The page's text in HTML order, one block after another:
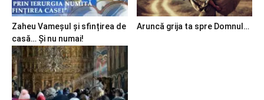
Zaheu Vameșul și sfințirea de
casă… Și nu numai!
Aruncă grija ta spre Domnul…